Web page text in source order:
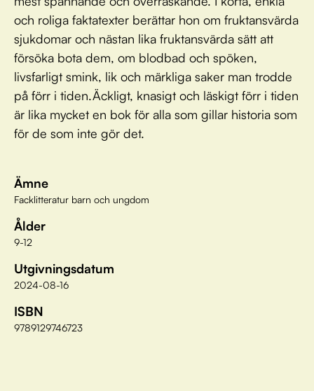
och roliga faktatexter berättar hon om fruktansvärda
sjukdomar och nästan lika fruktansvärda sätt att
försöka bota dem, om blodbad och spöken,
livsfarligt smink, lik och märkliga saker man trodde
på förr i tiden.Äckligt, knasigt och läskigt förr i tiden
är lika mycket en bok för alla som gillar historia som
för de som inte gör det.
Ämne
Facklitteratur barn och ungdom
Ålder
9-12
Utgivningsdatum
2024-08-16
ISBN
9789129746723